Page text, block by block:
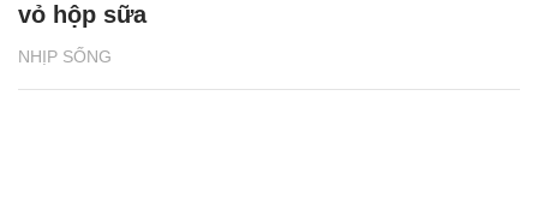
NHỊP SỐNG
vỏ hộp sữa